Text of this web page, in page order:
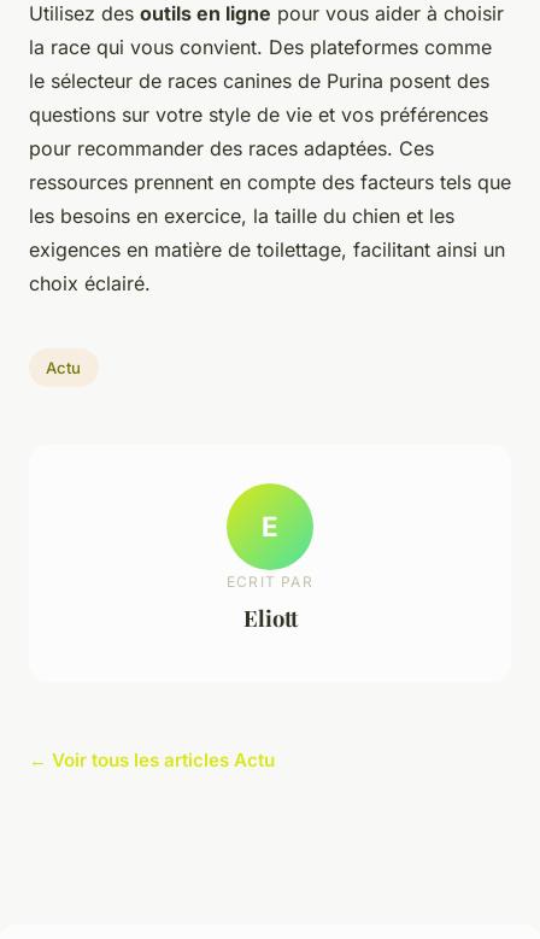
Utilisez des outils en ligne pour vous aider à choisir
la race qui vous convient. Des plateformes comme
le sélecteur de races canines de Purina posent des
questions sur votre style de vie et vos préférences
pour recommander des races adaptées. Ces
ressources prennent en compte des facteurs tels que
les besoins en exercice, la taille du chien et les
exigences en matière de toilettage, facilitant ainsi un
choix éclairé.
Actu
E
ECRIT PAR
Eliott
← Voir tous les articles Actu